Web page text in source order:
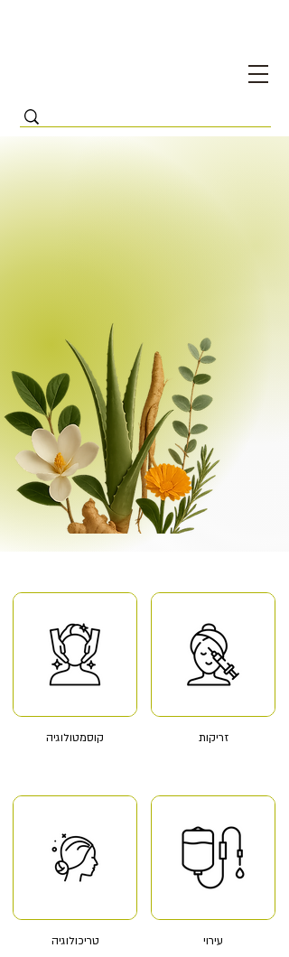
20
лет врачебного стажа специалистов в штате
постоянных клиентов
549
услуг в одном месте
קוסמטולוגיה זריקות
טריכולוגיה עירוי